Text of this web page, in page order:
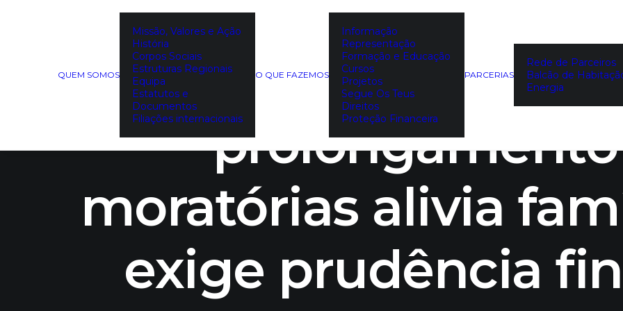
QUEM SOMOS
Missão, Valores e Ação
História
Corpos Sociais
Estruturas Regionais
Equipa
Estatutos e
Documentos
Filiações internacionais
O QUE FAZEMOS
Informação
Representação
Formação e Educação
Cursos
Projetos
Segue Os Teus
Direitos
Proteção Financeira
PARCERIAS
Rede de Parceiros
Balcão de
Energia
Tempestade
moratórias alivia
exige prudência